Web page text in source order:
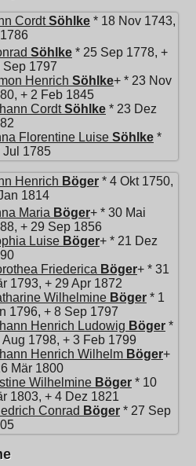
Cordt Söhlke * 18 Nov 1743,
Söhlke * 25 Sep 1778, +
Sep 1797
Henrich Söhlke+ * 23 Nov
+ 2 Feb 1845
Cordt Söhlke * 23 Dez
Florentine Luise Söhlke *
Jul 1785
Henrich Böger * 4 Okt 1750,
1814
Maria Böger+ * 30 Mai
+ 29 Sep 1856
Luise Böger+ * 21 Dez
Friederica Böger+ * 31
1793, + 29 Apr 1872
Wilhelmine Böger * 1
1796, + 8 Sep 1797
Henrich Ludowig Böger *
Aug 1798, + 3 Feb 1799
Henrich Wilhelm Böger+
Mär 1800
Wilhelmine Böger * 10
1803, + 4 Dez 1821
Conrad Böger * 27 Sep